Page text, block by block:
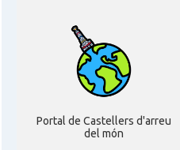
Portal de Castellers d'arreu
del món